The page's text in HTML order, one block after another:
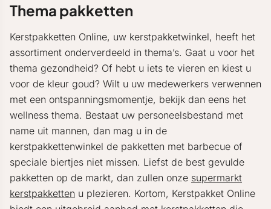
Thema pakketten
Kerstpakketten Online, uw kerstpakketwinkel, heeft het
assortiment onderverdeeld in thema’s. Gaat u voor het
thema gezondheid? Of hebt u iets te vieren en kiest u
voor de kleur goud? Wilt u uw medewerkers verwennen
met een ontspanningsmomentje, bekijk dan eens het
wellness thema. Bestaat uw personeelsbestand met
name uit mannen, dan mag u in de
kerstpakkettenwinkel de pakketten met barbecue of
speciale biertjes niet missen. Liefst de best gevulde
pakketten op de markt, dan zullen onze supermarkt
kerstpakketten u plezieren. Kortom, Kerstpakket Online